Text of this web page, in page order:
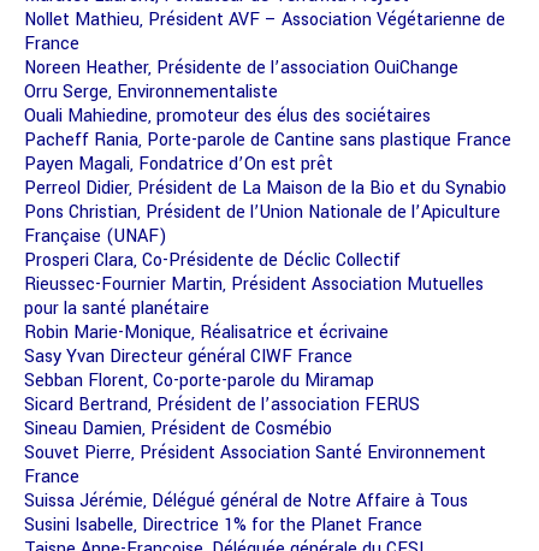
Nollet Mathieu, Président AVF – Association Végétarienne de
France
Noreen Heather, Présidente de l’association OuiChange
Orru Serge, Environnementaliste
Ouali Mahiedine, promoteur des élus des sociétaires
Pacheff Rania, Porte-parole de Cantine sans plastique France
Payen Magali, Fondatrice d’On est prêt
Perreol Didier, Président de La Maison de la Bio et du Synabio
Pons Christian, Président de l’Union Nationale de l’Apiculture
Française (UNAF)
Prosperi Clara, Co-Présidente de Déclic Collectif
Rieussec-Fournier Martin, Président Association Mutuelles
pour la santé planétaire
Robin Marie-Monique, Réalisatrice et écrivaine
Sasy Yvan Directeur général CIWF France
Sebban Florent, Co-porte-parole du Miramap
Sicard Bertrand, Président de l’association FERUS
Sineau Damien, Président de Cosmébio
Souvet Pierre, Président Association Santé Environnement
France
Suissa Jérémie, Délégué général de Notre Affaire à Tous
Susini Isabelle, Directrice 1% for the Planet France